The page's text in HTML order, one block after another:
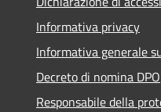
Informativa privacy
Informativa generale
Decreto di nomina DPO
Responsabile della